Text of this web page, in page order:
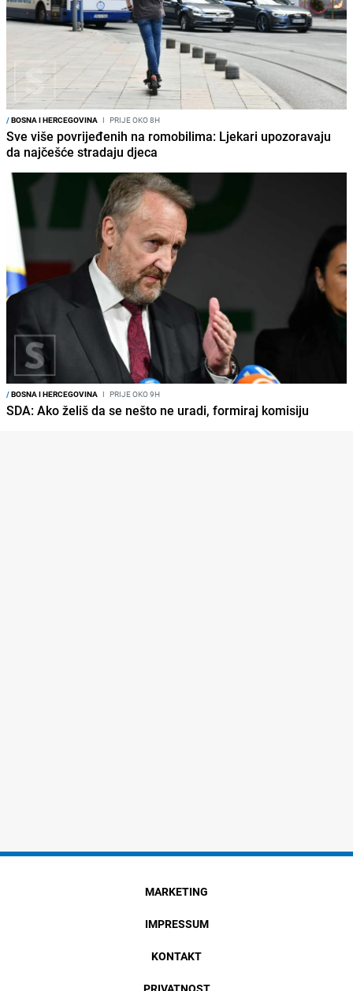
/BOSNA I HERCEGOVINA I PRIJE OKO 8H
Sve više povrijeđenih na romobilima: Ljekari upozoravaju
da najčešće stradaju djeca
/BOSNA I HERCEGOVINA I PRIJE OKO 9H
SDA: Ako želiš da se nešto ne uradi, formiraj komisiju
MARKETING
IMPRESSUM
KONTAKT
PRIVATNOST